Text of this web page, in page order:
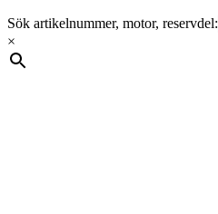
Sök artikelnummer, motor, reservdel:
×